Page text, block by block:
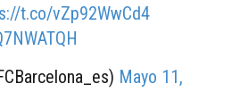
t.co/vZp92WwCd4
Mayo 11,